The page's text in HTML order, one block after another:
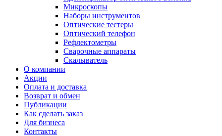
Микроскопы
Наборы инструментов
Оптические тестеры
Оптический телефон
Рефлектометры
Сварочные аппараты
Скалыватель
О компании
Акции
Оплата и доставка
Возврат и обмен
Публикации
Как сделать заказ
Для бизнеса
Контакты